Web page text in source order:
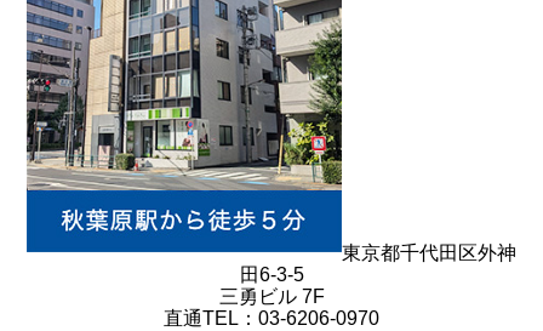
東京都千代田区外神
田6-3-5
三勇ビル 7F
直通TEL：03-6206-0970